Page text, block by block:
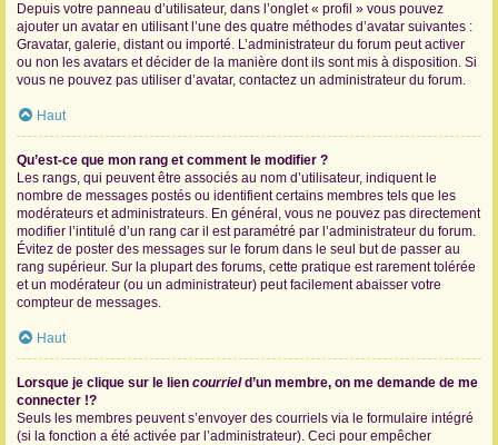
Depuis votre panneau d’utilisateur, dans l’onglet « profil » vous pouvez
ajouter un avatar en utilisant l’une des quatre méthodes d’avatar suivantes :
Gravatar, galerie, distant ou importé. L’administrateur du forum peut activer
ou non les avatars et décider de la manière dont ils sont mis à disposition. Si
vous ne pouvez pas utiliser d’avatar, contactez un administrateur du forum.
Haut
Qu’est-ce que mon rang et comment le modifier ?
Les rangs, qui peuvent être associés au nom d’utilisateur, indiquent le
nombre de messages postés ou identifient certains membres tels que les
modérateurs et administrateurs. En général, vous ne pouvez pas directement
modifier l’intitulé d’un rang car il est paramétré par l’administrateur du forum.
Évitez de poster des messages sur le forum dans le seul but de passer au
rang supérieur. Sur la plupart des forums, cette pratique est rarement tolérée
et un modérateur (ou un administrateur) peut facilement abaisser votre
compteur de messages.
Haut
Lorsque je clique sur le lien courrield’un membre, on me demande de me
connecter !?
Seuls les membres peuvent s’envoyer des courriels via le formulaire intégré
(si la fonction a été activée par l’administrateur). Ceci pour empêcher